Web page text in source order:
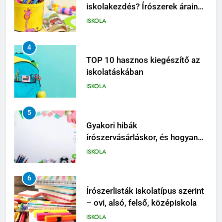
iskolakezdés? Írószerek árainak
összevetése
ISKOLA
4
TOP 10 hasznos kiegészítő az
iskolatáskában
ISKOLA
5
Gyakori hibák
írószervásárláskor, és hogyan
kerüld el őket
ISKOLA
6
Írószerlisták iskolatípus szerint
– ovi, alsó, felső, középiskola
ISKOLA